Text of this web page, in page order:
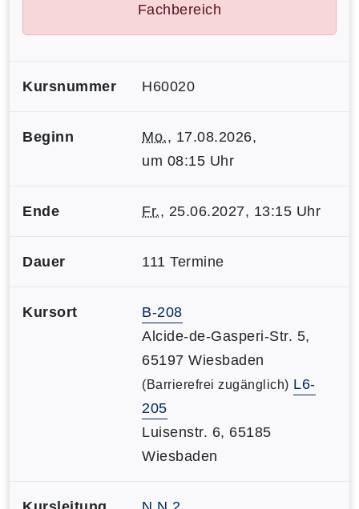
Fachbereich
Kursnummer H60020
Beginn Mo., 17.08.2026,
um 08:15 Uhr
Ende Fr., 25.06.2027, 13:15 Uhr
Dauer 111 Termine
Kursort
B-208
Alcide-de-Gasperi-Str. 5,
65197 Wiesbaden
(Barrierefrei zugänglich) L6-
205
Luisenstr. 6, 65185
Wiesbaden